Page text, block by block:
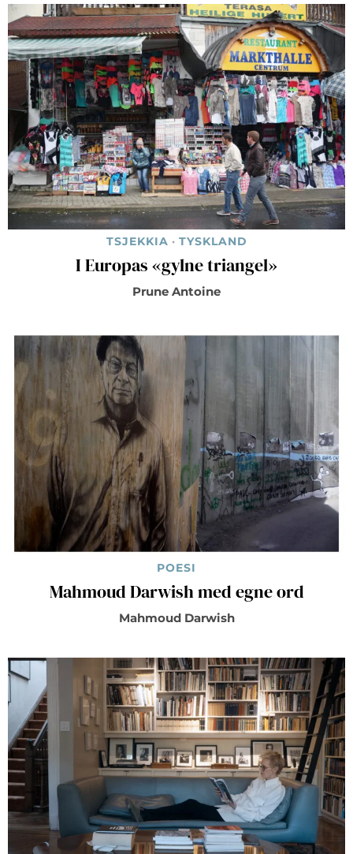
TSJEKKIA · TYSKLAND
I Europas «gylne triangel»
Prune Antoine
POESI
Mahmoud Darwish med egne ord
Mahmoud Darwish